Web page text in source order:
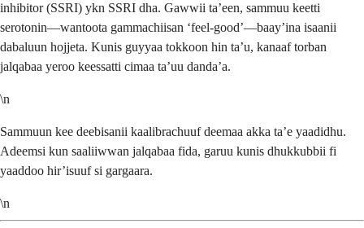
inhibitor (SSRI) ykn SSRI dha. Gawwii ta’een, sammuu keetti
serotonin—wantoota gammachiisan ‘feel-good’—baay’ina isaanii
dabaluun hojjeta. Kunis guyyaa tokkoon hin ta’u, kanaaf torban
jalqabaa yeroo keessatti cimaa ta’uu danda’a.
\n
Sammuun kee deebisanii kaalibrachuuf deemaa akka ta’e yaadidhu.
Adeemsi kun saaliiwwan jalqabaa fida, garuu kunis dhukkubbii fi
yaaddoo hir’isuuf si gargaara.
\n